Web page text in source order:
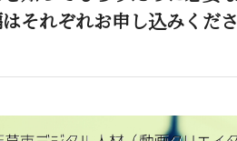
はそれぞれお申し込みくだ